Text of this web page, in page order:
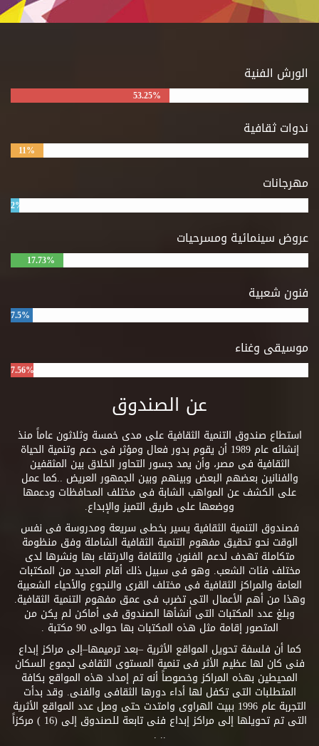
الورش الفنية
53.25%
ندوات ثقافية
11%
مهرجانات
2%
عروض سينمائية ومسرحيات
17.73%
فنون شعبية
7.5%
موسيقى وغناء
7.56%
عن الصندوق
استطاع صندوق التنمية الثقافية على مدى خمسة وثلاثون عاماً منذ
إنشائه عام 1989 أن يقوم بدور فعال ومؤثر فى دعم وتنمية الحياة
الثقافية فى مصر، وأن يمد جسور التحاور الخلاق بين المثقفين
والفنانين بعضهم البعض وبينهم وبين الجمهور العريض ..كما عمل
على الكشف عن المواهب الشابة فى مختلف المحافظات ودعمها
ووضعها على طريق التميز والإبداع.
فصندوق التنمية الثقافية يسير بخطى سريعة ومدروسة فى نفس
الوقت نحو تحقيق مفهوم التنمية الثقافية الشاملة وفق منظومة
متكاملة تهدف لدعم الفنون والثقافة والارتقاء بها ونشرها لدى
مختلف فئات الشعب. وهو فى سبيل ذلك أقام العديد من المكتبات
العامة والمراكز الثقافية فى مختلف القرى والنجوع والأحياء الشعبية
وهذا من أهم الأعمال التى تضرب فى عمق مفهوم التنمية الثقافية.
وبلغ عدد المكتبات التى أنشأها الصندوق فى أماكن لم يكن من
المتصور إقامة مثل هذه المكتبات بها حوالى 90 مكتبة .
كما أن فلسفة تحويل المواقع الأثرية –بعد ترميمها–إلى مراكز إبداع
فنى كان لها عظيم الأثر فى تنمية المستوى الثقافى لجموع السكان
المحيطين بهذه المراكز وخصوصاً أنه تم إمداد هذه المواقع بكافة
المتطلبات التى تكفل لها أداء دورها الثقافى والفنى. وقد بدأت
التجربة عام 1996 ببيت الهراوى وامتدت حتى وصل عدد المواقع الأثرية
التى تم تحويلها إلى مراكز إبداع فنى تابعة للصندوق إلى (16 ) مركزاً
.. .